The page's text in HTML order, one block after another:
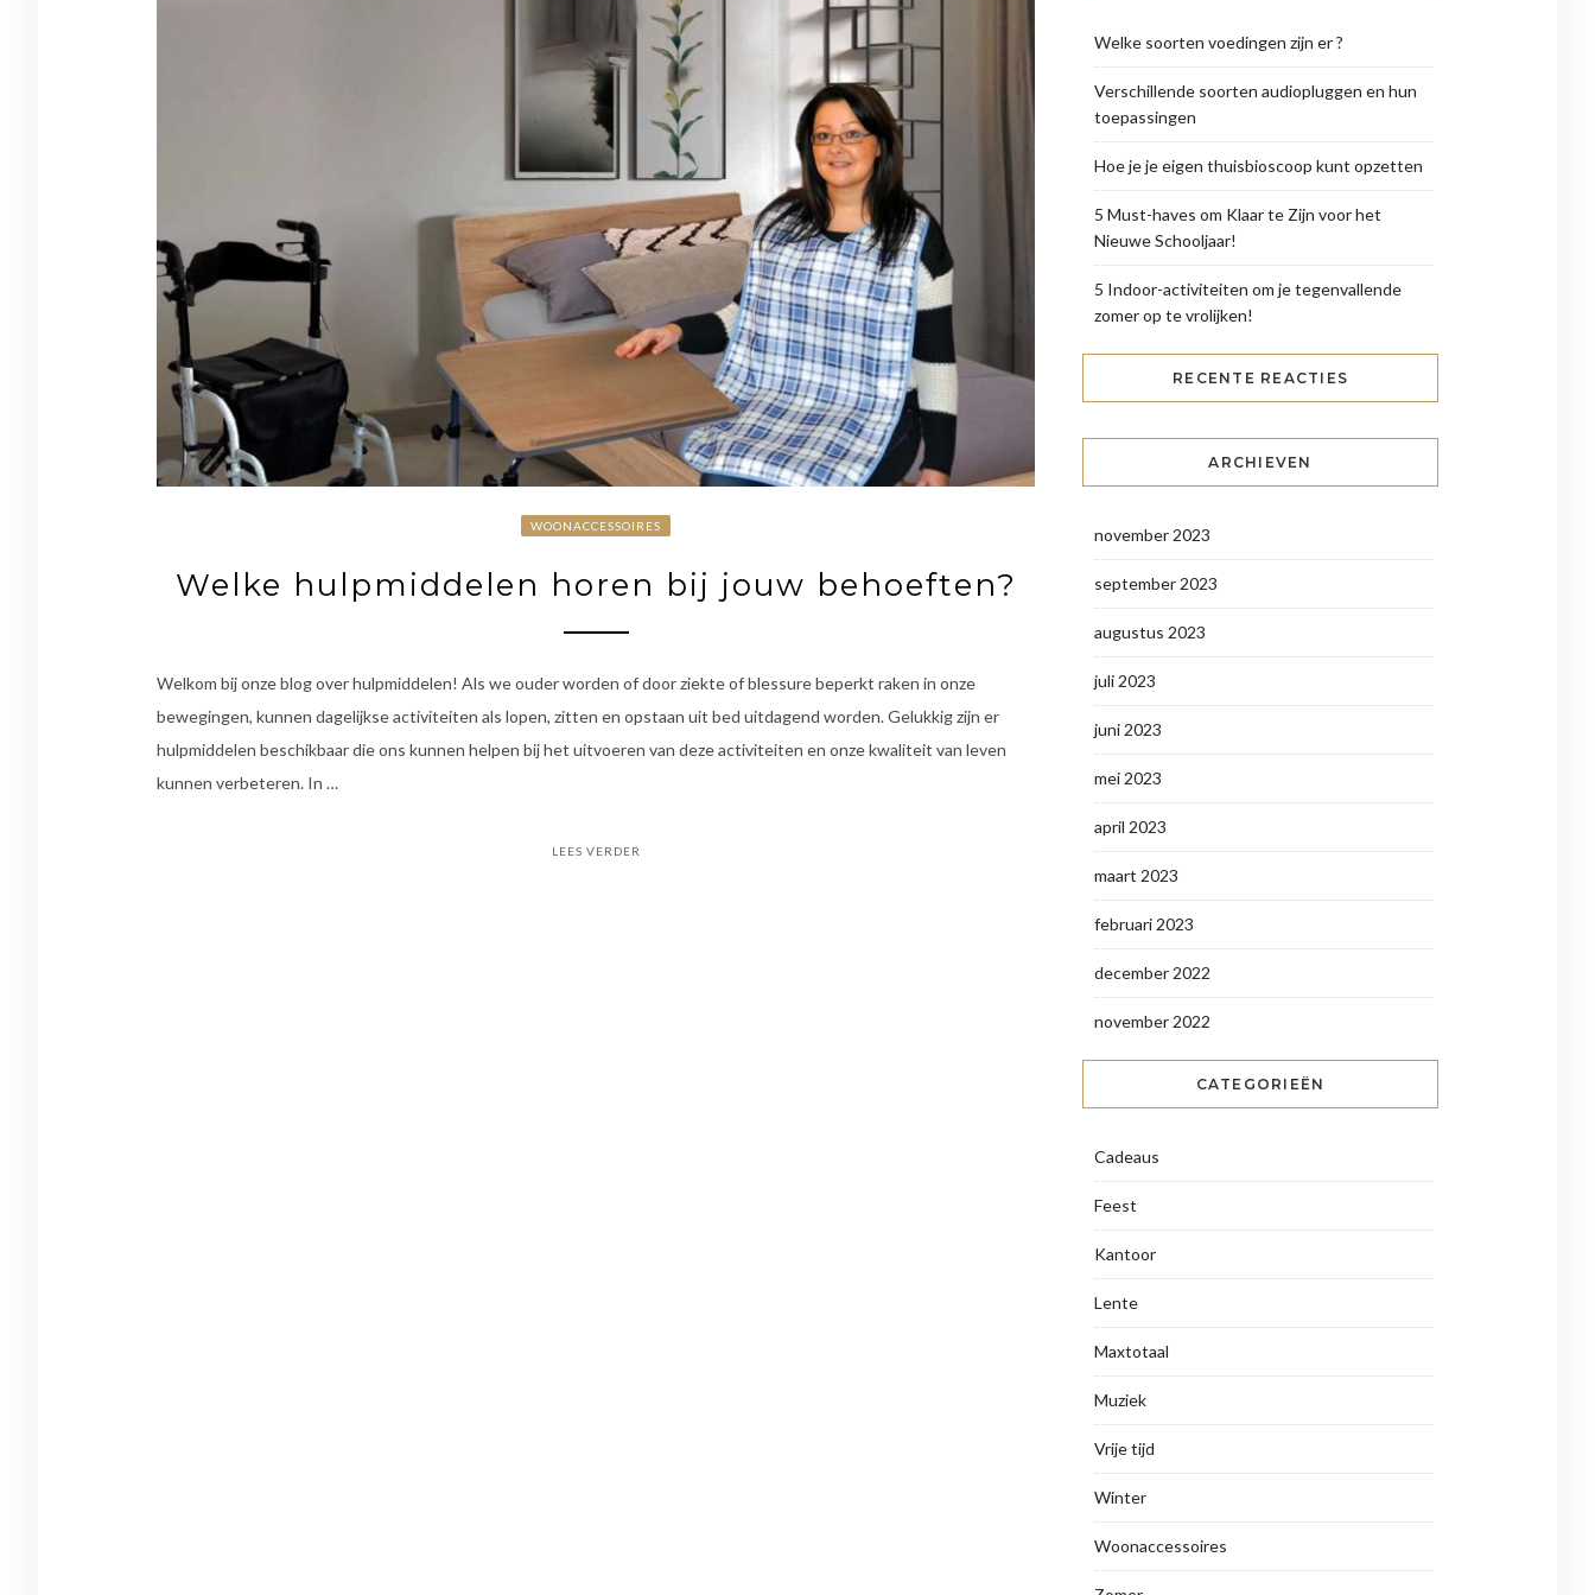
WOONACCESSOIRES
Welke hulpmiddelen horen bij jouw behoeften?
Welkom bij onze blog over hulpmiddelen! Als we ouder worden of door ziekte of blessure beperkt raken in onze
bewegingen, kunnen dagelijkse activiteiten als lopen, zitten en opstaan uit bed uitdagend worden. Gelukkig zijn er
hulpmiddelen beschikbaar die ons kunnen helpen bij het uitvoeren van deze activiteiten en onze kwaliteit van leven
kunnen verbeteren. In …
LEES VERDER
Welke soorten voedingen zijn er ?
Verschillende soorten audiopluggen en hun
toepassingen
Hoe je je eigen thuisbioscoop kunt opzetten
5 Must-haves om Klaar te Zijn voor het
Nieuwe Schooljaar!
5 Indoor-activiteiten om je tegenvallende
zomer op te vrolijken!
RECENTE REACTIES
ARCHIEVEN
november 2023
september 2023
augustus 2023
juli 2023
juni 2023
mei 2023
april 2023
maart 2023
februari 2023
december 2022
november 2022
CATEGORIEËN
Cadeaus
Feest
Kantoor
Lente
Maxtotaal
Muziek
Vrije tijd
Winter
Woonaccessoires